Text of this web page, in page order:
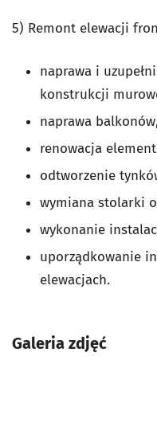
5) Remont elewacji
naprawa i
konstrukcji
naprawa
renowacja
odtworzenie
wymiana stolarki
wykonanie
uporządkowanie
elewacjach.
Galeria zdjęć